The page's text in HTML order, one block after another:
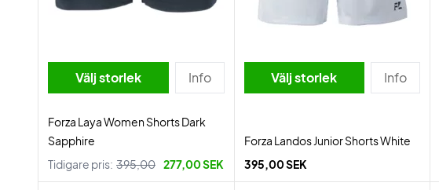
Välj storlek Info
Forza Laya Women Shorts Dark
Sapphire
Tidigare pris: 395,00 277,00 SEK
Välj storlek Info
Forza Landos Junior Shorts White
395,00 SEK